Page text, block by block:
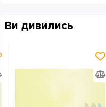
Ви дивились